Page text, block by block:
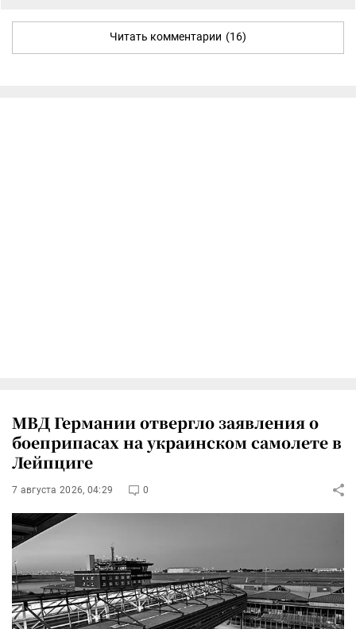
Читать комментарии (16)
МВД Германии отвергло заявления о
боеприпасах на украинском самолете в
Лейпциге
7 августа 2026, 04:29 0